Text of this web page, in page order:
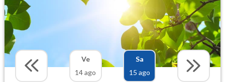
Ve
14 ago
Sa
15 ago